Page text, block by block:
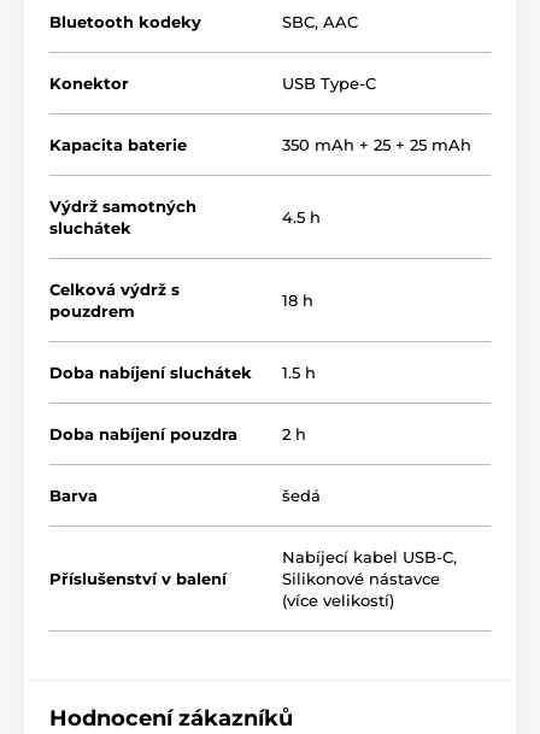
Bluetooth kodeky SBC, AAC
Konektor USB Type-C
Kapacita baterie 350 mAh + 25 + 25 mAh
Výdrž samotných
sluchátek
4.5 h
Celková výdrž s
pouzdrem
18 h
Doba nabíjení sluchátek 1.5 h
Doba nabíjení pouzdra 2 h
Barva šedá
Příslušenství v balení
Nabíjecí kabel USB-C,
Silikonové nástavce
(více velikostí)
Hodnocení zákazníků